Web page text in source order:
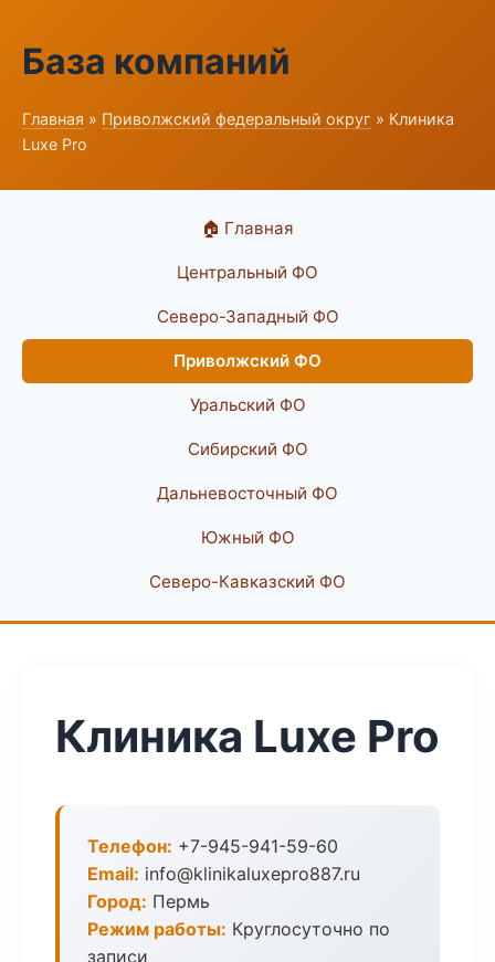
База компаний
Главная » Приволжский федеральный округ » Клиника
Luxe Pro
🏠 Главная
Центральный ФО
Северо-Западный ФО
Приволжский ФО
Уральский ФО
Сибирский ФО
Дальневосточный ФО
Южный ФО
Северо-Кавказский ФО
Клиника Luxe Pro
Телефон: +7-945-941-59-60
Email: info@klinikaluxepro887.ru
Город: Пермь
Режим работы: Круглосуточно по
записи